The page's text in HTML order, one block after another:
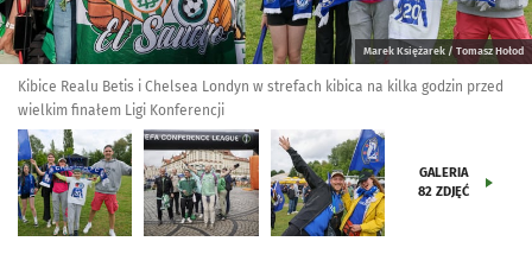
Marek Księżarek / Tomasz Hołod
Kibice Realu Betis i Chelsea Londyn w strefach kibica na kilka godzin przed
wielkim finałem Ligi Konferencji
GALERIA
82 ZDJĘĆ